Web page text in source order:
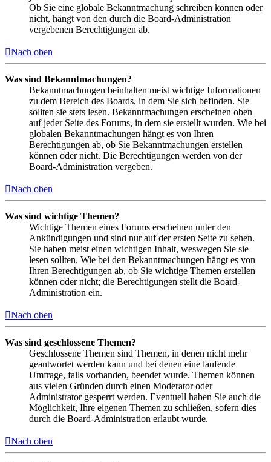
Ob Sie eine globale Bekanntmachung schreiben können oder
nicht, hängt von den durch die Board-Administration
vergebenen Berechtigungen ab.
Nach oben
Was sind Bekanntmachungen?
Bekanntmachungen beinhalten meist wichtige Informationen
zu dem Bereich des Boards, in dem Sie sich befinden. Sie
sollten sie stets lesen. Bekanntmachungen erscheinen oben
auf jeder Seite des Forums, in dem sie erstellt wurden. Wie bei
globalen Bekanntmachungen hängt es von Ihren
Berechtigungen ab, ob Sie Bekanntmachungen erstellen
können oder nicht. Die Berechtigungen werden von der
Board-Administration vergeben.
Nach oben
Was sind wichtige Themen?
Wichtige Themen eines Forums erscheinen unter den
Ankündigungen und sind nur auf der ersten Seite zu sehen.
Sie haben meist einen wichtigen Inhalt, weswegen Sie sie
lesen sollten. Wie bei den Bekanntmachungen hängt es von
Ihren Berechtigungen ab, ob Sie wichtige Themen erstellen
können oder nicht; die Berechtigungen stellt die Board-
Administration ein.
Nach oben
Was sind geschlossene Themen?
Geschlossene Themen sind Themen, in denen nicht mehr
geantwortet werden kann und bei denen eine laufende
Umfrage, falls vorhanden, beendet wurde. Themen können
aus vielen Gründen durch einen Moderator oder
Administrator gesperrt werden. Eventuell haben Sie auch die
Möglichkeit, Ihre eigenen Themen zu schließen, sofern dies
durch die Board-Administration erlaubt wurde.
Nach oben